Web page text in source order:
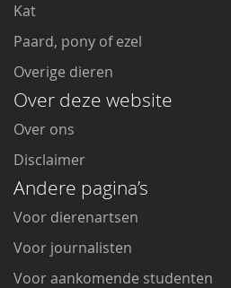
Kat
Paard, pony of ezel
Overige dieren
Over deze website
Over ons
Disclaimer
Andere pagina’s
Voor dierenartsen
Voor journalisten
Voor aankomende studenten